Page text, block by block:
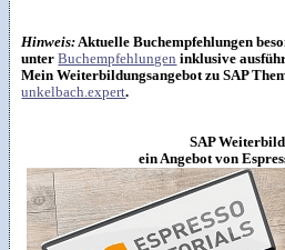
Hinweis:Aktuelle Buchempfehlungen
unterBuchempfehlungen inklusive
Mein Weiterbildungsangebot zu SAP
unkelbach.expert.
SAP
ein Angebot von